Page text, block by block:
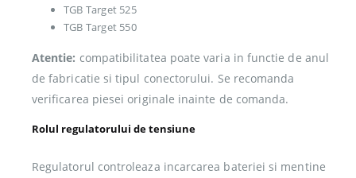
TGB Target 525
TGB Target 550
Atentie: compatibilitatea poate varia in functie de anul
de fabricatie si tipul conectorului. Se recomanda
verificarea piesei originale inainte de comanda.
Rolul regulatorului de tensiune
Regulatorul controleaza incarcarea bateriei si mentine